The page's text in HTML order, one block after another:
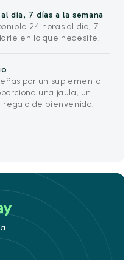
día, 7 días a la semana
24 horas al día, 7
en lo que necesite.
por un suplemento
una jaula, un
regalo de bienvenida.